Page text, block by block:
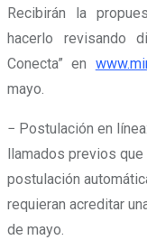
Recibirán la
hacerlo revisando
Conecta” en
mayo.
− Postulación en
llamados previos
postulación
requieran acreditar
de mayo.